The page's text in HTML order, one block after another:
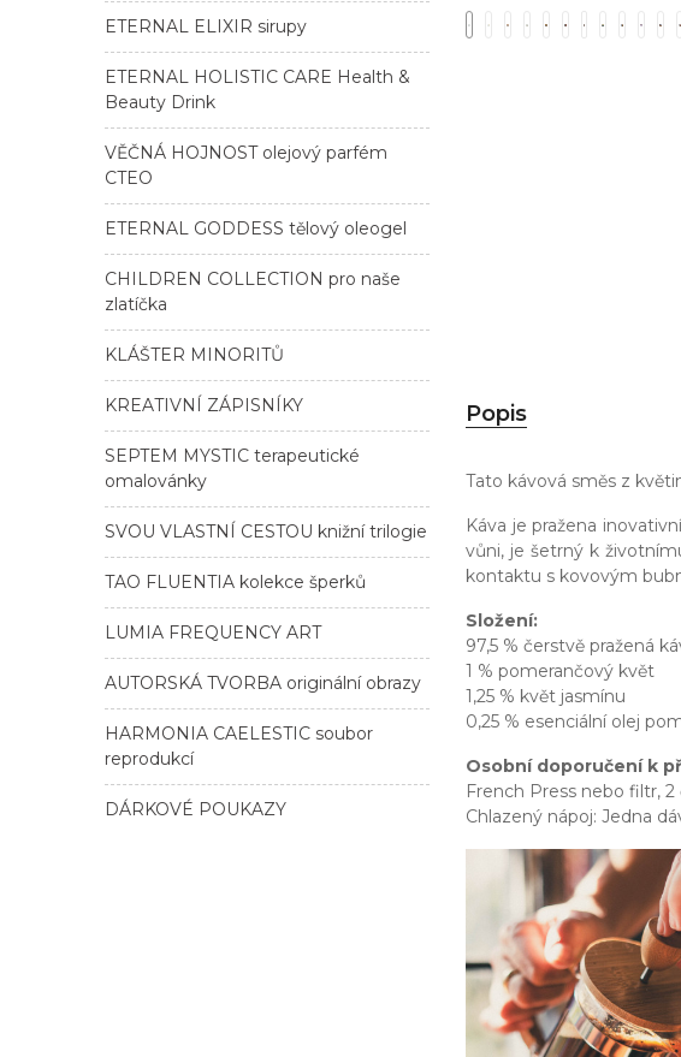
ETERNAL ELIXIR sirupy
ETERNAL HOLISTIC CARE Health &
Beauty Drink
VĚČNÁ HOJNOST olejový parfém
CTEO
ETERNAL GODDESS tělový oleogel
CHILDREN COLLECTION pro naše
zlatíčka
KLÁŠTER MINORITŮ
KREATIVNÍ ZÁPISNÍKY
SEPTEM MYSTIC terapeutické
omalovánky
SVOU VLASTNÍ CESTOU knižní trilogie
TAO FLUENTIA kolekce šperků
LUMIA FREQUENCY ART
AUTORSKÁ TVORBA originální obrazy
HARMONIA CAELESTIC soubor
reprodukcí
DÁRKOVÉ POUKAZY
Popis
Tato kávová směs z
Káva je pražena
vůni, je šetrný k
kontaktu s kovovým
Složení:
97,5 % čerstvě pražená
1 % pomerančový květ
1,25 % květ jasmínu
0,25 % esenciální olej
Osobní doporučení k
French Press nebo filtr,
Chlazený nápoj: Jedna